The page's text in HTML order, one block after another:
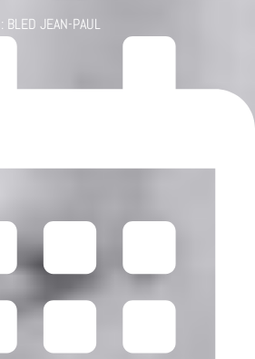
BLED JEAN-PAUL